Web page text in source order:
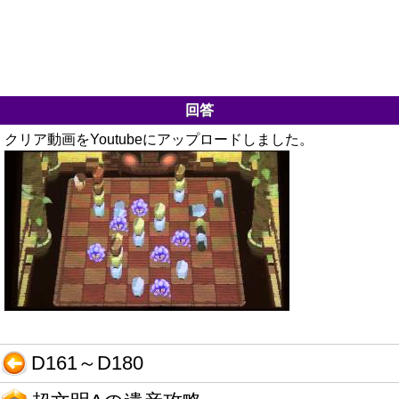
回答
クリア動画をYoutubeにアップロードしました。
D161～D180